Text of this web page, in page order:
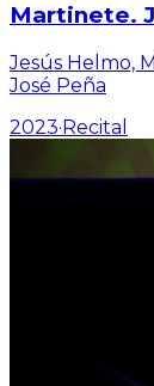
Martinete.
Jesús Helmo,
José Peña
2023·Recital